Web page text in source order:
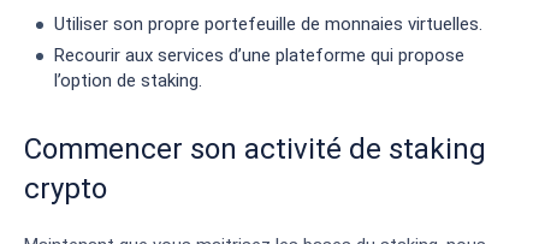
Utiliser son propre portefeuille de monnaies virtuelles.
Recourir aux services d’une plateforme qui propose
l’option de staking.
Commencer son activité de staking
crypto